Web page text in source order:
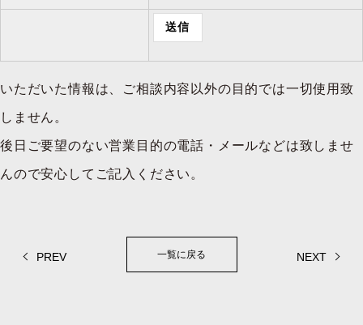
いただいた情報は、ご相談内容以外の目的では一切使用致
しません。
後日ご要望のない営業目的の電話・メールなどは致しませ
んので安心してご記入ください。
PREV NEXT
一覧に戻る